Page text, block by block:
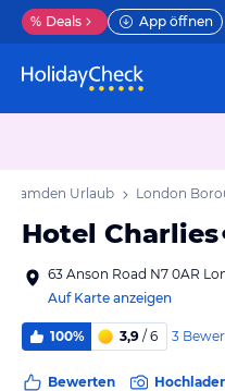
% Deals App öffnen
Camden Urlaub London
Hotel Charlies
63 Anson Road N7 0AR
Auf Karte anzeigen
100% 3,9 / 6 3
Bewerten